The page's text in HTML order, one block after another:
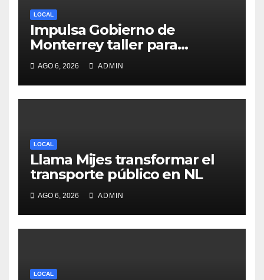
LOCAL
Impulsa Gobierno de
Monterrey taller para
acompañar a mujeres en
procesos de pérdida y duelo
AGO 6, 2026 ADMIN
LOCAL
Llama Mijes transformar el
transporte público en NL
AGO 6, 2026 ADMIN
LOCAL